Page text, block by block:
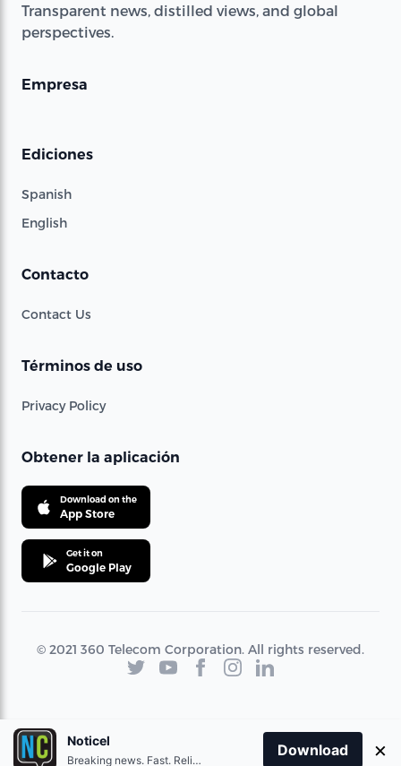
Transparent news, distilled views, and global
perspectives.
Empresa
Ediciones
Spanish
English
Contacto
Contact Us
Términos de uso
Privacy Policy
Obtener la aplicación
Download on the
App Store
Get it on
Google Play
© 2021 360 Telecom Corporation. All rights reserved.
Noticel
Breaking news. Fast. Reliable.
Download ×